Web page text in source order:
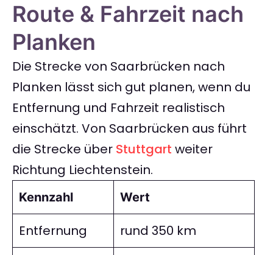
Route & Fahrzeit nach
Planken
Die Strecke von Saarbrücken nach
Planken lässt sich gut planen, wenn du
Entfernung und Fahrzeit realistisch
einschätzt. Von Saarbrücken aus führt
die Strecke über Stuttgart weiter
Richtung Liechtenstein.
Kennzahl Wert
Entfernung
rund 350 km